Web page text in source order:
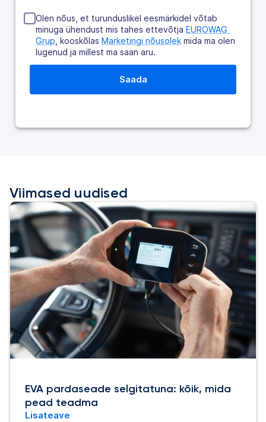
Olen nõus, et turunduslikel eesmärkidel võtab
minuga ühendust mis tahes ettevõtja EUROWAG
Grup , kooskõlas Marketingi nõusolek mida ma olen
lugenud ja millest ma saan aru.
Viimased uudised
EVA pardaseade selgitatuna: kõik, mida
pead teadma
Lisateave